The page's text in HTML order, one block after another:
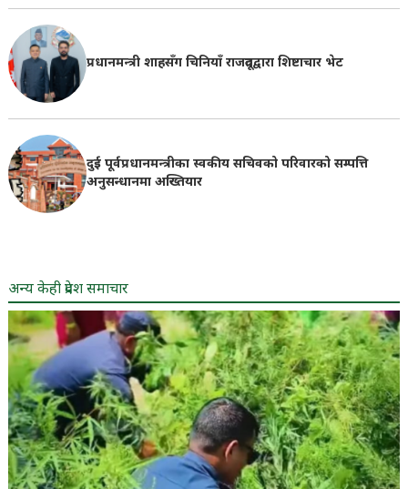
प्रधानमन्त्री शाहसँग चिनियाँ राजदूतद्वारा शिष्टाचार भेट
दुई पूर्वप्रधानमन्त्रीका स्वकीय सचिवको परिवारको सम्पत्ति
अनुसन्धानमा अख्तियार
अन्य केही प्रदेश समाचार